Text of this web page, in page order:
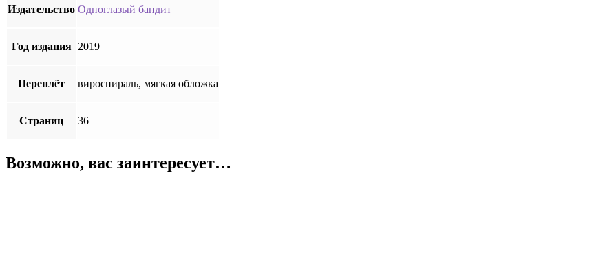
Издательство Одноглазый бандит
Год издания 2019
Переплёт вироспираль, мягкая обложка
Страниц 36
Возможно, вас заинтересует…